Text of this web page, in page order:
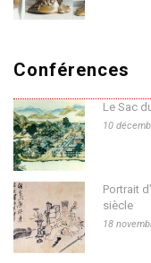
Conférences
Le Sac
10
Portrait
siècle
18